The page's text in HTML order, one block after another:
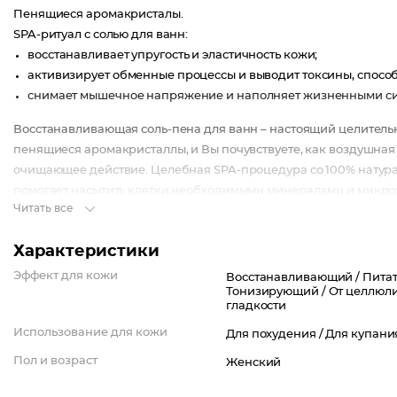
Пенящиеся аромакристалы.
SPA-ритуал с солью для ванн:
восстанавливает упругость и эластичность кожи;
активизирует обменные процессы и выводит токсины,
снимает мышечное напряжение и наполняет жизненными
Восстанавливающая соль-пена для ванн – настоящий
пенящиеся аромакристаллы, и Вы почувствуете, как
очищающее действие. Целебная SPA-процедура со 100%
помогает насытить клетки необходимыми минералами и
улучшает ее тонус и плотность, способствует уменьшению
клеточное дыхание, помогает уменьшить напряжение в
Коллаген восполняет недостаток собственного коллагена в
Экстракт фукуса стимулирует расщепление жиров
целлюлита, улучшает упругость и плотность кожи.
Читать все
Характеристики
Эффект для кожи Восстанавливающий /
Тонизирующий / От
гладкости
Использование для кожи Для похудения /Для
Пол и возраст Женский